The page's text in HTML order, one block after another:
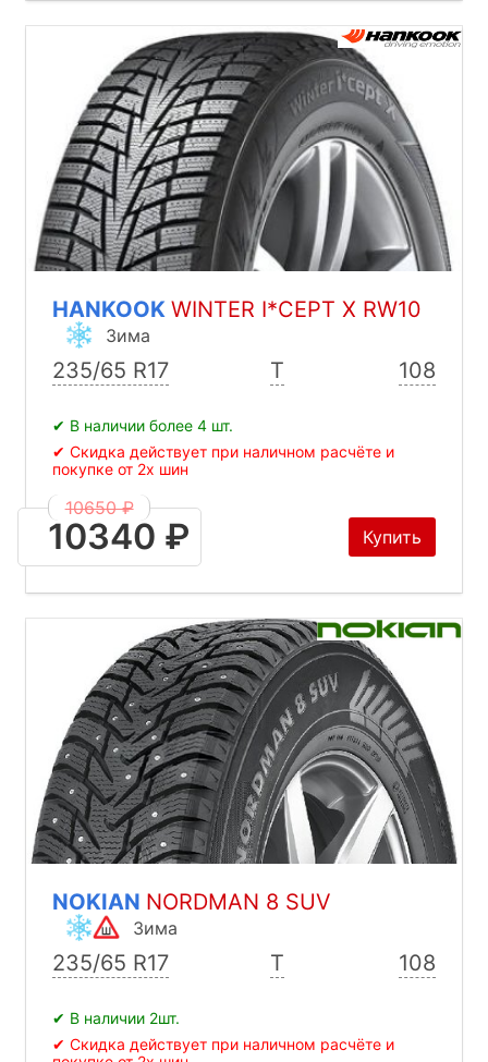
HANKOOK WINTER I*CEPT X RW10
Зима
235/65 R17 T 108
✔ В наличии более 4 шт.
✔ Скидка действует при наличном расчёте и
покупке от 2х шин
10650 ₽
10340 ₽ Купить
NOKIAN NORDMAN 8 SUV
Зима
235/65 R17 T 108
✔ В наличии 2шт.
✔ Скидка действует при наличном расчёте и